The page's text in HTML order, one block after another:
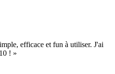
efficace et fun à utiliser. J'ai
! »